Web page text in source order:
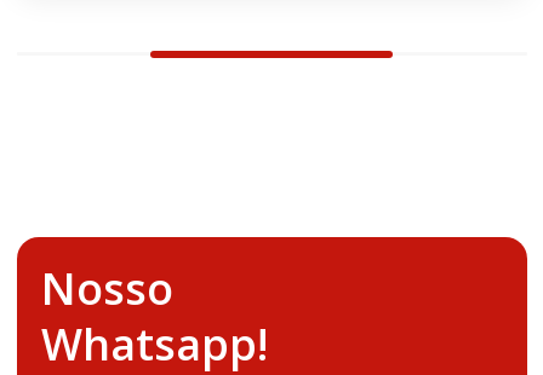
Nosso
Whatsapp!